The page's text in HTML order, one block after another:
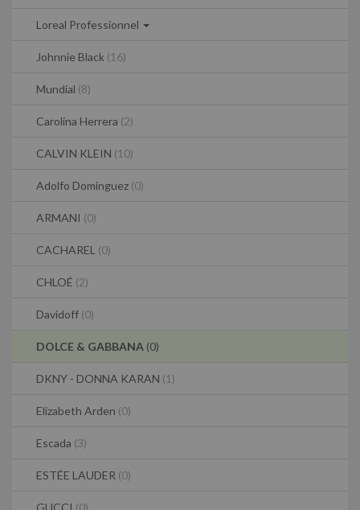
Loreal Professionnel
Johnnie Black (16)
Mundial (8)
Carolina Herrera (2)
CALVIN KLEIN (10)
Adolfo Dominguez (0)
ARMANI (0)
CACHAREL (0)
CHLOÉ (2)
Davidoff (0)
DOLCE & GABBANA (0)
DKNY - DONNA KARAN (1)
Elizabeth Arden (0)
Escada (3)
ESTÉE LAUDER (0)
GUCCI (0)